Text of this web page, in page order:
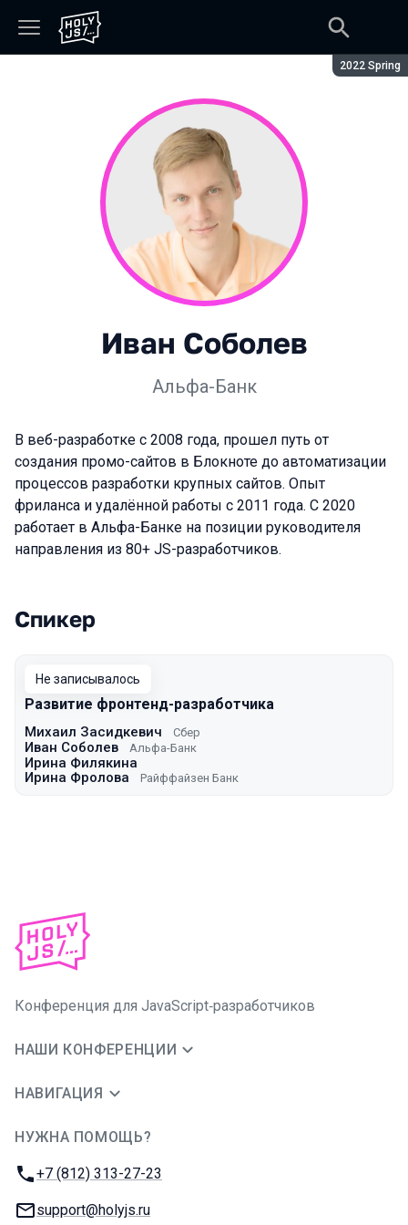
Сезон:
2022 Spring
Иван Соболев
Альфа-Банк
В веб-разработке с 2008 года, прошел путь от
создания промо-сайтов в Блокноте до автоматизации
процессов разработки крупных сайтов. Опыт
фриланса и удалённой работы с 2011 года. С 2020
работает в Альфа-Банке на позиции руководителя
направления из 80+ JS-разработчиков.
Выступления в сезоне 2022 Spring
Спикер
Не записывалось
Развитие фронтенд-разработчика
Михаил Засидкевич Сбер
Иван Соболев Альфа-Банк
Ирина Филякина
Ирина Фролова
Райффайзен Банк
Конференция для JavaScript‑разработчиков
НАШИ КОНФЕРЕНЦИИ
НАВИГАЦИЯ
НУЖНА ПОМОЩЬ?
Телефон:
+7 (812) 313-27-23
E-mail:
support@holyjs.ru